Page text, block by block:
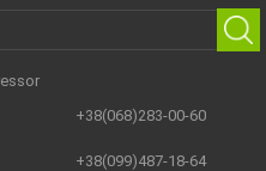
+38(068)283-00-60
+38(099)487-18-64